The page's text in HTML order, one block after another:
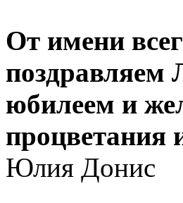
От имени
юбилеем и
процветания
Юлия Донис